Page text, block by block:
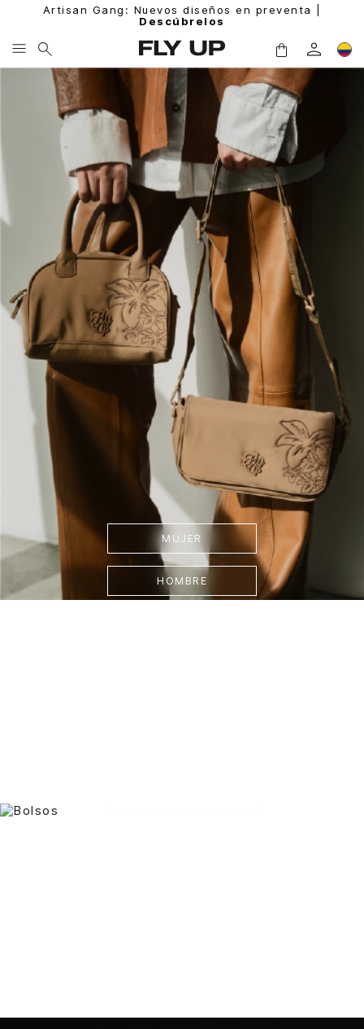
Artisan Gang: Nuevos diseños en preventa |
Descúbrelos
MUJER
HOMBRE